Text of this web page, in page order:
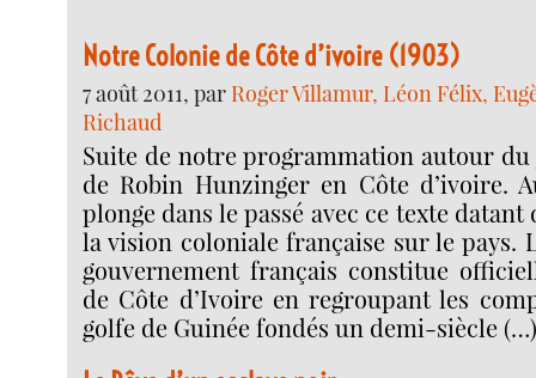
Notre Colonie de Côte d’ivoire (1903)
7 août 2011, par Roger Villamur, Léon Félix,
Richaud
Suite de notre programmation autour du
de Robin Hunzinger en Côte d’ivoire.
plonge dans le passé avec ce texte datant
la vision coloniale française sur le pays.
gouvernement français constitue
de Côte d’Ivoire en regroupant les
golfe de Guinée fondés un demi-siècle